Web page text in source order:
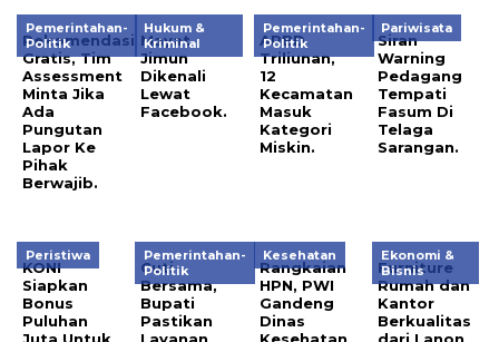
Pemerintahan-
Politik
Rekomendasi
Gratis, Tim
Assessment
Minta Jika
Ada
Pungutan
Lapor Ke
Pihak
Berwajib.
Hukum &
Kriminal
Mayat
Jimun
Dikenali
Lewat
Facebook.
Pemerintahan-
Politik
APBD
Triliunan,
12
Kecamatan
Masuk
Kategori
Miskin.
Pariwisata
Siran
Warning
Pedagang
Tempati
Fasum Di
Telaga
Sarangan.
Peristiwa
KONI
Siapkan
Bonus
Puluhan
Juta Untuk
Pemerintahan-
Politik
Cuti
Bersama,
Bupati
Pastikan
Layanan
Kesehatan
Rangkaian
HPN, PWI
Gandeng
Dinas
Kesehatan
Ekonomi &
Bisnis
Furniture
Rumah dan
Kantor
Berkualitas
dari Lanon